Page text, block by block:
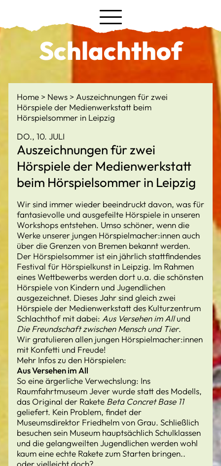
Schlachthof
Home News
Auszeichnungen für zwei
Hörspiele der Medienwerkstatt beim
Hörspielsommer in Leipzig
DO., 10. JULI
Auszeichnungen für zwei
Hörspiele der Medienwerkstatt
beim Hörspielsommer in Leipzig
Wir sind immer wieder beeindruckt davon, was für
fantasievolle und ausgefeilte Hörspiele in unseren
Workshops entstehen. Umso schöner, wenn die
Werke unserer jungen Hörspielmacher:innen auch
über die Grenzen von Bremen bekannt werden.
Der Hörspielsommer ist ein jährlich stattfindendes
Festival für Hörspielkunst in Leipzig. Im Rahmen
eines Wettbewerbs werden dort u.a. die schönsten
Hörspiele von Kindern und Jugendlichen
ausgezeichnet. Dieses Jahr sind gleich zwei
Hörspiele der Medienwerkstatt des Kulturzentrum
Schlachthof mit dabei: Aus Versehen im Allund
Die Freundschaft zwischen Mensch und Tier.
Wir gratulieren allen jungen Hörspielmacher:innen
mit Konfetti und Freude!
Mehr Infos zu den Hörspielen:
Aus Versehen im All
So eine ärgerliche Verwechslung: Ins
Raumfahrtmuseum Jever wurde statt des Modells,
das Original der Rakete Beta Concret Base 11
geliefert. Kein Problem, findet der
Museumsdirektor Friedhelm von Grau. Schließlich
besuchen sein Museum hauptsächlich Schulklassen
und die gelangweilten Jugendlichen werden wohl
kaum eine echte Rakete zum Starten bringen..
oder vielleicht doch?